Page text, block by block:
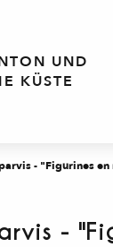
UND
KÜSTE
- "Figurines en
-